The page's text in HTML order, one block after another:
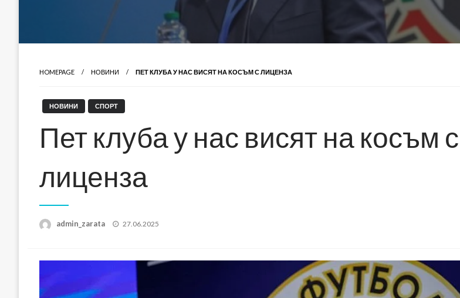
HOMEPAGE НОВИНИ ПЕТ КЛУБА У НАС ВИСЯТ НА КОСЪМ С ЛИЦЕНЗА
НОВИНИ СПОРТ
Пет клуба у нас висят на косъм с
лиценза
admin_zarata
Posted
27.06.2025